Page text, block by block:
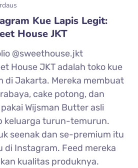
Kue Lapis Legit:
House JKT
@sweethouse.jkt
House JKT adalah toko kue
di Jakarta. Mereka membuat
cake potong, dan
Wijsman Butter asli
keluarga turun-temurun.
seenak dan se-premium itu
di Instagram. Feed mereka
kualitas produknya.